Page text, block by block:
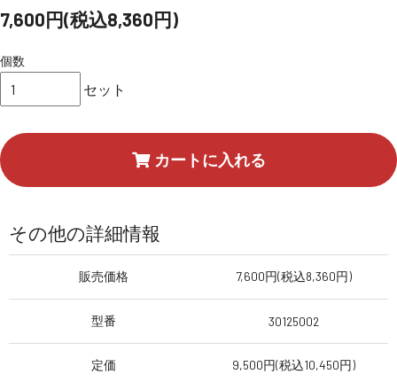
7,600円(税込8,360円)
個数
セット
カートに入れる
その他の詳細情報
販売価格 7,600円(税込8,360円)
型番 30125002
定価 9,500円(税込10,450円)